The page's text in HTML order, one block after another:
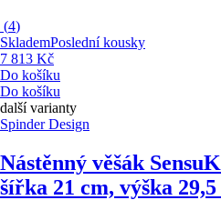
(4)
SklademPoslední kousky
7 813 Kč
Do košíku
Do košíku
další varianty
Spinder Design
Nástěnný věšák Sensu
šířka 21 cm, výška